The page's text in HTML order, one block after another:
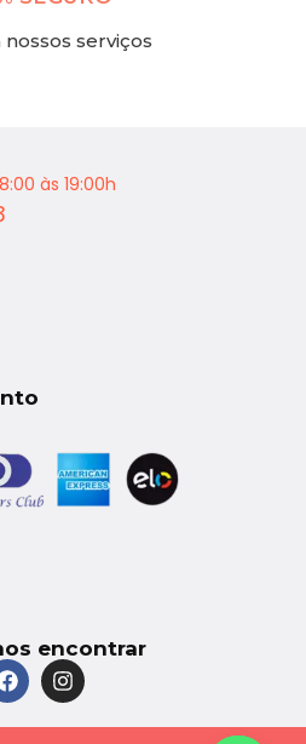
serviços
às 19:00h
encontrar